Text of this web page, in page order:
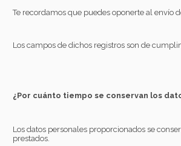
Te recordamos que puedes oponerte al
Los campos de dichos registros son de
¿Por cuánto tiempo se conservan los
Los datos personales proporcionados se
prestados.